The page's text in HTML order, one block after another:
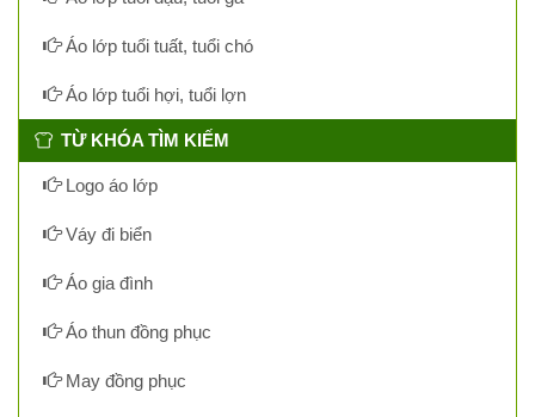
Áo lớp tuổi tuất, tuổi chó
Áo lớp tuổi hợi, tuổi lợn
TỪ KHÓA TÌM KIẾM
Logo áo lớp
Váy đi biển
Áo gia đình
Áo thun đồng phục
May đồng phục